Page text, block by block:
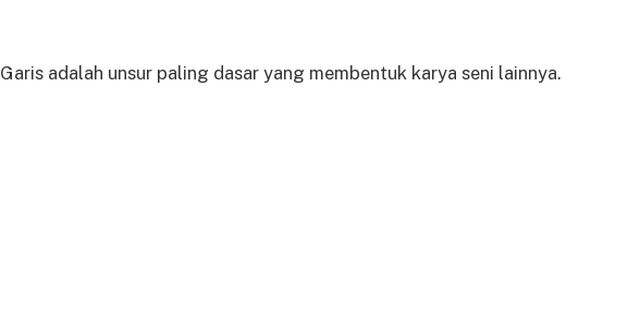
Garis adalah unsur paling dasar yang membentuk karya seni lainnya.